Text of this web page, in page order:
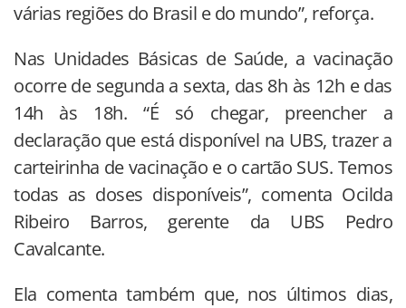
várias regiões do Brasil e do mundo”, reforça.
Nas Unidades Básicas de Saúde, a vacinação
ocorre de segunda a sexta, das 8h às 12h e das
14h às 18h. “É só chegar, preencher a
declaração que está disponível na UBS, trazer a
carteirinha de vacinação e o cartão SUS. Temos
todas as doses disponíveis”, comenta Ocilda
Ribeiro Barros, gerente da UBS Pedro
Cavalcante.
Ela comenta também que, nos últimos dias,